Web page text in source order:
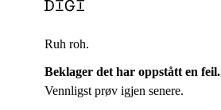
Ruh roh.
Beklager det har oppstått en feil.
Vennligst prøv igjen senere.